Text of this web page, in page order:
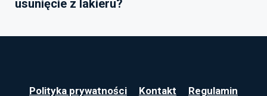
usunięcie z lakieru?
Polityka prywatności Kontakt Regulamin